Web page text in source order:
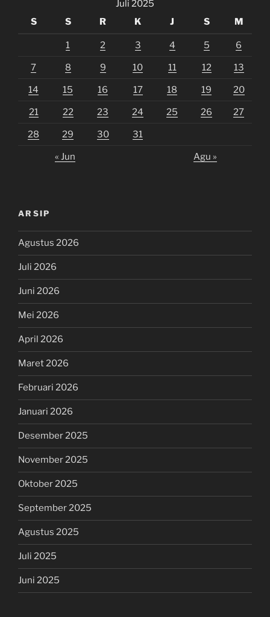
Juli 2025
S
S R K J S M
1 2 3 4 5 6
7 8 9 10 11 12 13
14 15 16 17 18 19 20
21 22 23 24 25 26 27
28 29 30 31
« Jun Agu »
ARSIP
Agustus 2026
Juli 2026
Juni 2026
Mei 2026
April 2026
Maret 2026
Februari 2026
Januari 2026
Desember 2025
November 2025
Oktober 2025
September 2025
Agustus 2025
Juli 2025
Juni 2025